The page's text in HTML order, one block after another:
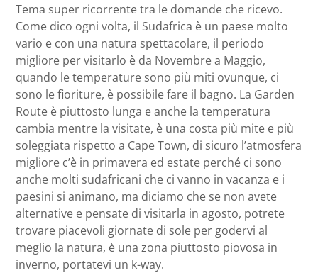
Tema super ricorrente tra le domande che ricevo.
Come dico ogni volta, il Sudafrica è un paese molto
vario e con una natura spettacolare, il periodo
migliore per visitarlo è da Novembre a Maggio,
quando le temperature sono più miti ovunque, ci
sono le fioriture, è possibile fare il bagno. La Garden
Route è piuttosto lunga e anche la temperatura
cambia mentre la visitate, è una costa più mite e più
soleggiata rispetto a Cape Town, di sicuro l’atmosfera
migliore c’è in primavera ed estate perché ci sono
anche molti sudafricani che ci vanno in vacanza e i
paesini si animano, ma diciamo che se non avete
alternative e pensate di visitarla in agosto, potrete
trovare piacevoli giornate di sole per godervi al
meglio la natura, è una zona piuttosto piovosa in
inverno, portatevi un k-way.